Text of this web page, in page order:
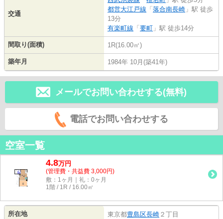
交通
都営大江戸線 「 落合南長崎 」駅 徒歩
13分
有楽町線 「 要町 」駅 徒歩14分
間取り(面積) 1R(16.00㎡)
築年月 1984年 10月(築41年)
メールでお問い合わせする(無料)
電話でお問い合わせする
空室一覧
4.8万円
(管理費・共益費 3,000円)
敷：1ヶ月｜礼：0ヶ月
1階 / 1R / 16.00㎡
所在地 東京都豊島区長崎 ２丁目